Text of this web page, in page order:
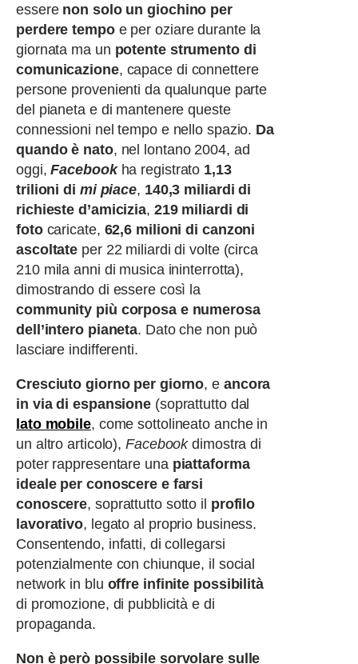
essere non solo un giochino per
perdere tempoe per oziare durante la
giornata ma un potente strumento di
comunicazione, capace di connettere
persone provenienti da qualunque parte
del pianeta e di mantenere queste
connessioni nel tempo e nello spazio. Da
quando è nato, nel lontano 2004, ad
oggi,Facebookha registrato 1,13
trilioni di mi piace, 140,3 miliardi di
richieste d’amicizia, 219 miliardi di
fotocaricate, 62,6 milioni di canzoni
ascoltate per 22 miliardi di volte (circa
210 mila anni di musica ininterrotta),
dimostrando di essere così la
community più corposa e numerosa
dell’intero pianeta. Dato che non può
lasciare indifferenti.
Cresciuto giorno per giorno, e ancora
in via di espansione (soprattutto dal
lato mobile, come sottolineato anche in
un altro articolo),Facebookdimostra di
poter rappresentare una piattaforma
ideale per conoscere e farsi
conoscere, soprattutto sotto il profilo
lavorativo, legato al proprio business.
Consentendo, infatti, di collegarsi
potenzialmente con chiunque, il social
network in blu offre infinite possibilità
di promozione, di pubblicità e di
propaganda.
Non è però possibile sorvolare sulle